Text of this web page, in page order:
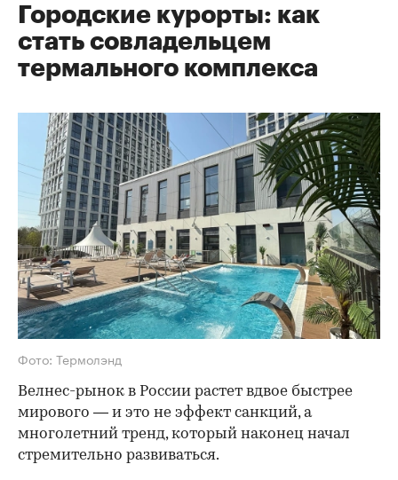
Городские курорты: как
стать совладельцем
термального комплекса
Фото: Термолэнд
Велнес-рынок в России растет вдвое быстрее
мирового — и это не эффект санкций, а
многолетний тренд, который наконец начал
стремительно развиваться.